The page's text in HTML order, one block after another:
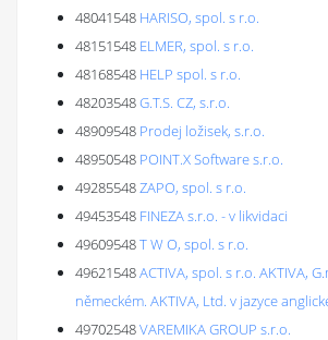
48041548 HARISO, spol. s r.o.
48151548 ELMER, spol. s r.o.
48168548 HELP spol. s r.o.
48203548G.T.S. CZ, s.r.o.
48909548 Prodej ložisek, s.r.o.
48950548 POINT.X Software s.r.o.
49285548ZAPO, spol. s r.o.
49453548 FINEZA s.r.o. - v likvidaci
49609548T W O, spol. s r.o.
49621548ACTIVA, spol. s r.o. AKTIVA,
německém. AKTIVA, Ltd. v jazyce
49702548VAREMIKA GROUP s.r.o.